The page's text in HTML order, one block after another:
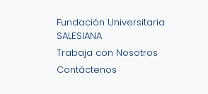
Fundación Universitaria
SALESIANA
Trabaja con Nosotros
Contáctenos